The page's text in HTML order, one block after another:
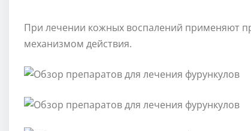
При лечении кожных воспалений применяют
механизмом действия.